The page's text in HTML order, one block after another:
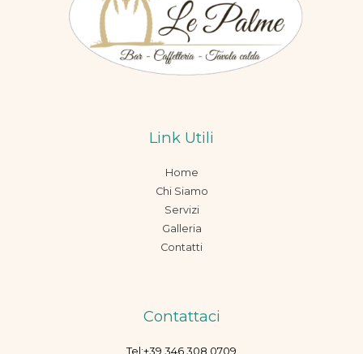
Link Utili
Home
Chi Siamo
Servizi
Galleria
Contatti
Contattaci
Tel:+39 346 308 0709